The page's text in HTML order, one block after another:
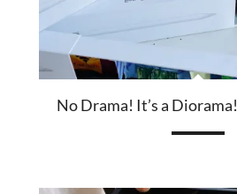
No Drama! It’s a Diorama!